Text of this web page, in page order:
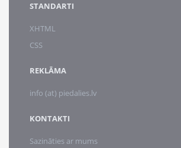
STANDARTI
XHTML
CSS
REKLĀMA
info (at) piedalies.lv
KONTAKTI
Sazināties ar mums